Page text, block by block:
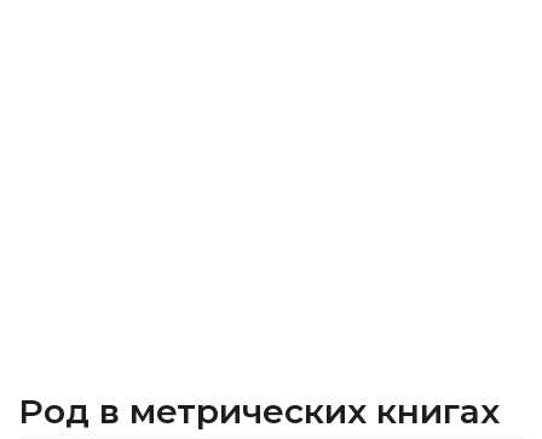
Род в метрических книгах